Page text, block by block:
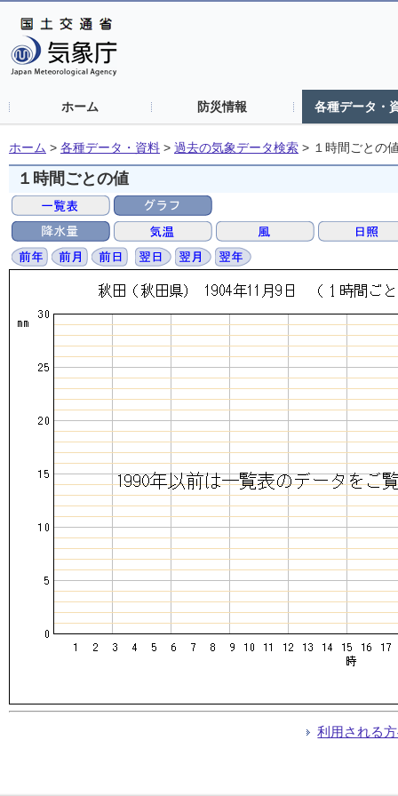
ホーム 防災情報 各種データ・
ホーム > 各種データ・資料 > 過去の気象データ検索 > １時間ごとの
１時間ごとの値
利用される